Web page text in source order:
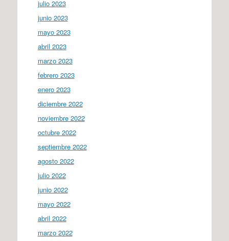
julio 2023
junio 2023
mayo 2023
abril 2023
marzo 2023
febrero 2023
enero 2023
diciembre 2022
noviembre 2022
octubre 2022
septiembre 2022
agosto 2022
julio 2022
junio 2022
mayo 2022
abril 2022
marzo 2022